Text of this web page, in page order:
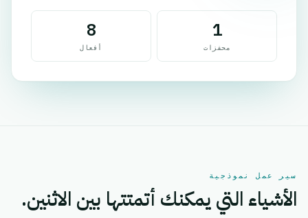
1
محفزات
8
أفعال
سير عمل نموذجية
الأشياء التي يمكنك أتمتتها بين الاثنين.